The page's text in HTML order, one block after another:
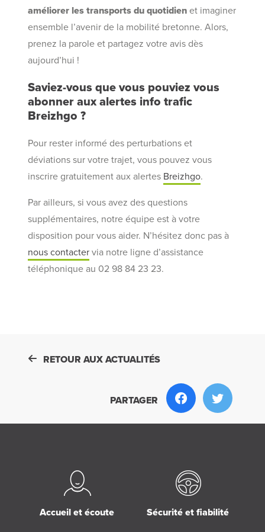
améliorer les transports du quotidien et imaginer
ensemble l’avenir de la mobilité bretonne. Alors,
prenez la parole et partagez votre avis dès
aujourd’hui !
Saviez-vous que vous pouviez vous
abonner aux alertes info trafic
Breizhgo ?
Pour rester informé des perturbations et
déviations sur votre trajet, vous pouvez vous
inscrire gratuitement aux alertes Breizhgo.
Par ailleurs, si vous avez des questions
supplémentaires, notre équipe est à votre
disposition pour vous aider. N’hésitez donc pas à
nous contacter via notre ligne d’assistance
téléphonique au 02 98 84 23 23.
RETOUR AUX ACTUALITÉS
PARTAGER
Accueil et écoute Sécurité et fiabilité